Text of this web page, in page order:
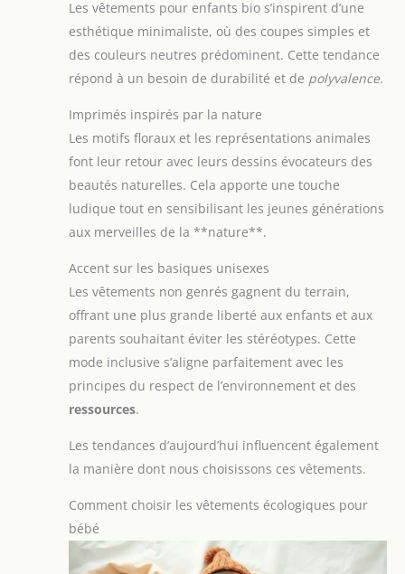
Les vêtements pour enfants bio s’inspirent d’une
esthétique minimaliste, où des coupes simples et
des couleurs neutres prédominent. Cette tendance
répond à un besoin de durabilité et de polyvalence.
Imprimés inspirés par la nature
Les motifs floraux et les représentations animales
font leur retour avec leurs dessins évocateurs des
beautés naturelles. Cela apporte une touche
ludique tout en sensibilisant les jeunes générations
aux merveilles de la **nature**.
Accent sur les basiques unisexes
Les vêtements non genrés gagnent du terrain,
offrant une plus grande liberté aux enfants et aux
parents souhaitant éviter les stéréotypes. Cette
mode inclusive s’aligne parfaitement avec les
principes du respect de l’environnement et des
ressources.
Les tendances d’aujourd’hui influencent également
la manière dont nous choisissons ces vêtements.
Comment choisir les vêtements écologiques pour
bébé